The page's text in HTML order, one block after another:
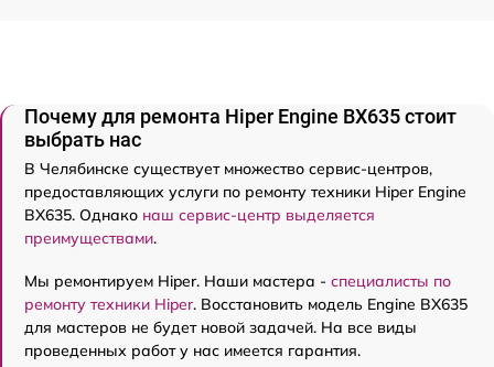
Почему для ремонта Hiper Engine BX635 стоит
выбрать нас
В Челябинске существует множество сервис-центров,
предоставляющих услуги по ремонту техники Hiper Engine
BX635. Однако наш сервис-центр выделяется
преимуществами.
Мы ремонтируем Hiper. Наши мастера - специалисты по
ремонту техники Hiper. Восстановить модель Engine BX635
для мастеров не будет новой задачей. На все виды
проведенных работ у нас имеется гарантия.